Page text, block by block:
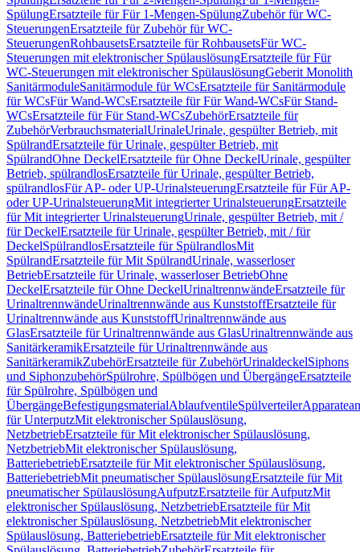
SpülungErsatzteile für Für 1-Mengen-SpülungZubehör für WC-
SteuerungenErsatzteile für Zubehör für WC-
SteuerungenRohbausetsErsatzteile für RohbausetsFür WC-
Steuerungen mit elektronischer SpülauslösungErsatzteile für Für
WC-Steuerungen mit elektronischer SpülauslösungGeberit Monolith
SanitärmoduleSanitärmodule für WCsErsatzteile für Sanitärmodule
für WCsFür Wand-WCsErsatzteile für Für Wand-WCsFür Stand-
WCsErsatzteile für Für Stand-WCsZubehörErsatzteile für
ZubehörVerbrauchsmaterialUrinaleUrinale, gespülter Betrieb, mit
SpülrandErsatzteile für Urinale, gespülter Betrieb, mit
SpülrandOhne DeckelErsatzteile für Ohne DeckelUrinale, gespülter
Betrieb, spülrandlosErsatzteile für Urinale, gespülter Betrieb,
spülrandlosFür AP- oder UP-UrinalsteuerungErsatzteile für Für AP-
oder UP-UrinalsteuerungMit integrierter UrinalsteuerungErsatzteile
für Mit integrierter UrinalsteuerungUrinale, gespülter Betrieb, mit /
für DeckelErsatzteile für Urinale, gespülter Betrieb, mit / für
DeckelSpülrandlosErsatzteile für SpülrandlosMit
SpülrandErsatzteile für Mit SpülrandUrinale, wasserloser
BetriebErsatzteile für Urinale, wasserloser BetriebOhne
DeckelErsatzteile für Ohne DeckelUrinaltrennwändeErsatzteile für
UrinaltrennwändeUrinaltrennwände aus KunststoffErsatzteile für
Urinaltrennwände aus KunststoffUrinaltrennwände aus
GlasErsatzteile für Urinaltrennwände aus GlasUrinaltrennwände aus
SanitärkeramikErsatzteile für Urinaltrennwände aus
SanitärkeramikZubehörErsatzteile für ZubehörUrinaldeckelSiphons
und SiphonzubehörSpülrohre, Spülbögen und ÜbergängeErsatzteile
für Spülrohre, Spülbögen und
ÜbergängeBefestigungsmaterialAblaufventileSpülverteiler
für UnterputzMit elektronischer Spülauslösung,
NetzbetriebErsatzteile für Mit elektronischer Spülauslösung,
NetzbetriebMit elektronischer Spülauslösung,
BatteriebetriebErsatzteile für Mit elektronischer Spülauslösung,
BatteriebetriebMit pneumatischer SpülauslösungErsatzteile für Mit
pneumatischer SpülauslösungAufputzErsatzteile für AufputzMit
elektronischer Spülauslösung, NetzbetriebErsatzteile für Mit
elektronischer Spülauslösung, NetzbetriebMit elektronischer
Spülauslösung, BatteriebetriebErsatzteile für Mit elektronischer